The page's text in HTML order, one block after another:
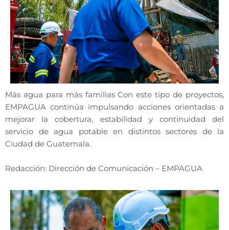
Más agua para más familias Con este tipo de proyectos,
EMPAGUA continúa impulsando acciones orientadas a
mejorar la cobertura, estabilidad y continuidad del
servicio de agua potable en distintos sectores de la
Ciudad de Guatemala.
Redacción: Dirección de Comunicación – EMPAGUA